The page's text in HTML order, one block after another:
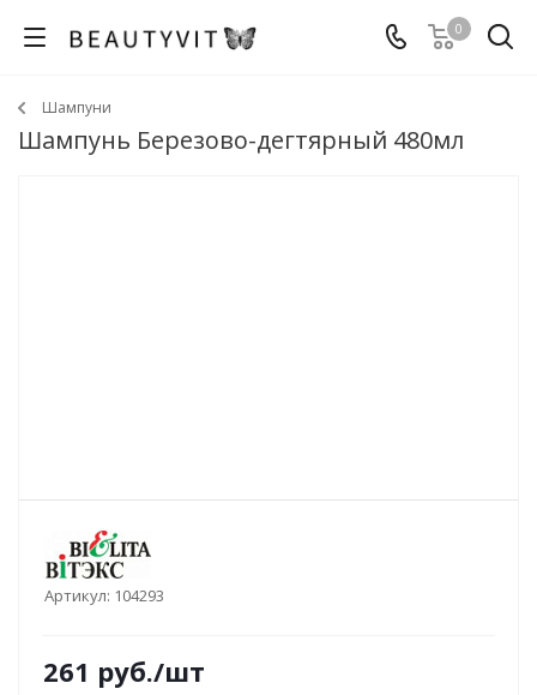
0
Шампуни
Шампунь Березово-дегтярный 480мл
Артикул: 104293
261 руб./шт